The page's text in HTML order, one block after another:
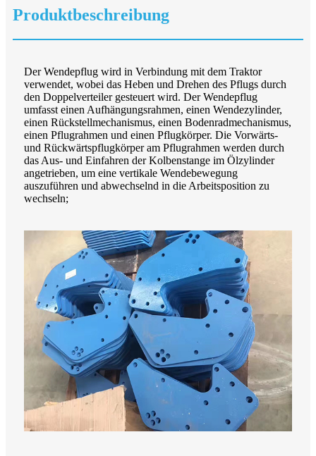
Produktbeschreibung
Der Wendepflug wird in Verbindung mit dem Traktor
verwendet, wobei das Heben und Drehen des Pflugs durch
den Doppelverteiler gesteuert wird. Der Wendepflug
umfasst einen Aufhängungsrahmen, einen Wendezylinder,
einen Rückstellmechanismus, einen Bodenradmechanismus,
einen Pflugrahmen und einen Pflugkörper. Die Vorwärts-
und Rückwärtspflugkörper am Pflugrahmen werden durch
das Aus- und Einfahren der Kolbenstange im Ölzylinder
angetrieben, um eine vertikale Wendebewegung
auszuführen und abwechselnd in die Arbeitsposition zu
wechseln;